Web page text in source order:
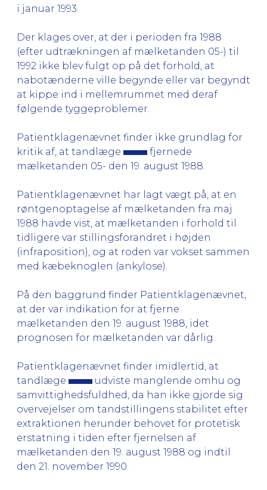
i januar 1993.
Der klages over, at der i perioden fra 1988
(efter udtrækningen af mælketanden 05-) til
1992 ikke blev fulgt op på det forhold, at
nabotænderne ville begynde eller var begyndt
at kippe ind i mellemrummet med deraf
følgende tyggeproblemer.
Patientklagenævnet finder ikke grundlag for
kritik af, at tandlæge
fjernede
mælketanden 05- den 19. august 1988.
Patientklagenævnet har lagt vægt på, at en
røntgenoptagelse af mælketanden fra maj
1988 havde vist, at mælketanden i forhold til
tidligere var stillingsforandret i højden
(infraposition), og at roden var vokset sammen
med kæbeknoglen (ankylose).
På den baggrund finder Patientklagenævnet,
at der var indikation for at fjerne
mælketanden den 19. august 1988, idet
prognosen for mælketanden var dårlig.
Patientklagenævnet finder imidlertid, at
tandlæge
udviste manglende omhu og
samvittighedsfuldhed, da han ikke gjorde sig
overvejelser om tandstillingens stabilitet efter
extraktionen herunder behovet for protetisk
erstatning i tiden efter fjernelsen af
mælketanden den 19. august 1988 og indtil
den 21. november 1990.